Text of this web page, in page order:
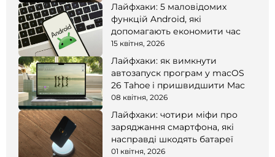
Лайфхаки: 5 маловідомих
функцій Android, які
допомагають економити час
15 квітня, 2026
Лайфхаки: як вимкнути
автозапуск програм у macOS
26 Tahoe і пришвидшити Mac
08 квітня, 2026
Лайфхаки: чотири міфи про
заряджання смартфона, які
насправді шкодять батареї
01 квітня, 2026